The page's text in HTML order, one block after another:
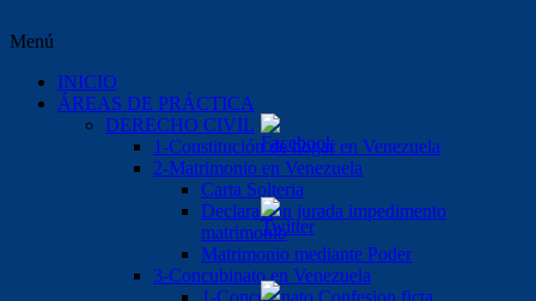
Menú
INICIO
ÁREAS DE PRÁCTICA
DERECHO CIVIL
1-Constitución de hogar en Venezuela
2-Matrimonio en Venezuela
Carta Solteria
Declaración jurada impedimento
matrimonio
Matrimonio mediante Poder
3-Concubinato en Venezuela
1-Concubinato Confesion ficta